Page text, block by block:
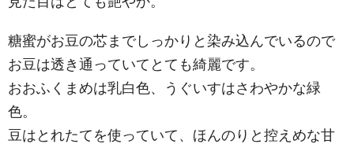
糖蜜がお豆の芯までしっかりと染み込んでいるので
お豆は透き通っていてとても綺麗です。
おおふくまめは乳白色、うぐいすはさわやかな緑
色。
豆はとれたてを使っていて、ほんのりと控えめな甘